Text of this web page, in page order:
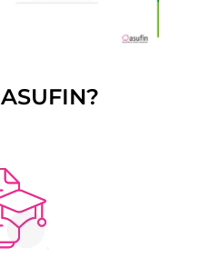
ASUFIN?